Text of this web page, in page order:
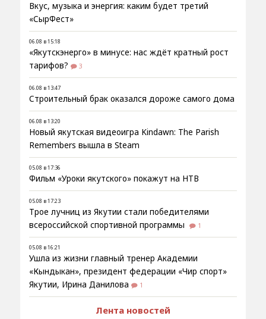
Вкус, музыка и энергия: каким будет третий
«СырФест»
06.08 в 15:18
«Якутскэнерго» в минусе: нас ждёт кратный рост
тарифов?
3
06.08 в 13:47
Строительный брак оказался дороже самого дома
06.08 в 13:20
Новый якутская видеоигра Kindawn: The Parish
Remembers вышла в Steam
05.08 в 17:36
Фильм «Уроки якутского» покажут на НТВ
05.08 в 17:23
Трое лучниц из Якутии стали победителями
всероссийской спортивной программы
1
05.08 в 16:21
Ушла из жизни главный тренер Академии
«Кындыкан», президент федерации «Чир спорт»
Якутии, Ирина Данилова
1
Лента новостей